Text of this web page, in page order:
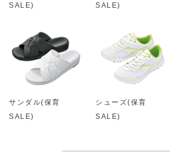
SALE)
SALE)
サンダル(保育
SALE)
シューズ(保育
SALE)